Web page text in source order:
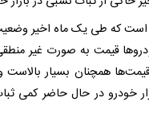
است که طی یک ماه اخیر
قیمت به صورت غیر
همچنان بسیار
خودرو در حال حاضر کمی